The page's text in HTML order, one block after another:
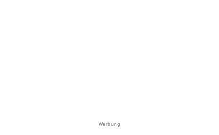
Werbung